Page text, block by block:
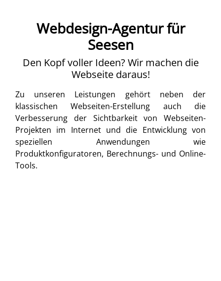
Webdesign-Agentur für
Seesen
Den Kopf voller Ideen? Wir machen die
Webseite daraus!
Zu unseren Leistungen gehört neben der
klassischen Webseiten-Erstellung auch die
Verbesserung der Sichtbarkeit von Webseiten-
Projekten im Internet und die Entwicklung von
speziellen Anwendungen wie
Produktkonfiguratoren, Berechnungs- und Online-
Tools.